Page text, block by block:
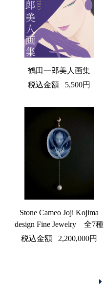
鶴田一郎美人画集
税込金額
5,500円
Stone Cameo Joji Kojima
design Fine Jewelry 全7種
税込金額
2,200,000円